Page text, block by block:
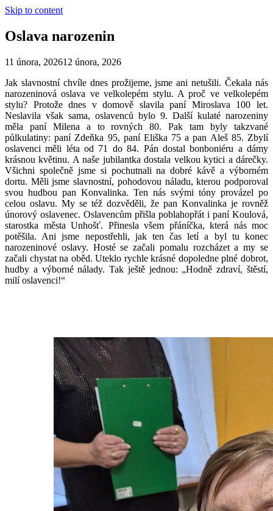
Skip to content
Oslava narozenin
11 února, 202612 února, 2026
Jak slavnostní chvíle dnes prožijeme, jsme ani netušili. Čekala nás
narozeninová oslava ve velkolepém stylu. A proč ve velkolepém
stylu? Protože dnes v domově slavila paní Miroslava 100 let.
Neslavila však sama, oslavenců bylo 9. Další kulaté narozeniny
měla paní Milena a to rovných 80. Pak tam byly takzvané
půlkulatiny: paní Zdeňka 95, paní Eliška 75 a pan Aleš 85. Zbylí
oslavenci měli léta od 71 do 84. Pán dostal bonboniéru a dámy
krásnou květinu. A naše jubilantka dostala velkou kytici a dárečky.
Všichni společně jsme si pochutnali na dobré kávě a výborném
dortu. Měli jsme slavnostní, pohodovou náladu, kterou podporoval
svou hudbou pan Konvalinka. Ten nás svými tóny provázel po
celou oslavu. My se též dozvěděli, že pan Konvalinka je rovněž
únorový oslavenec. Oslavencům přišla poblahopřát i paní Koulová,
starostka města Unhošť. Přinesla všem přáníčka, která nás moc
potěšila. Ani jsme nepostřehli, jak ten čas letí a byl tu konec
narozeninové oslavy. Hosté se začali pomalu rozcházet a my se
začali chystat na oběd. Uteklo rychle krásné dopoledne plné dobrot,
hudby a výborné nálady. Tak ještě jednou: „Hodně zdraví, štěstí,
milí oslavenci!“